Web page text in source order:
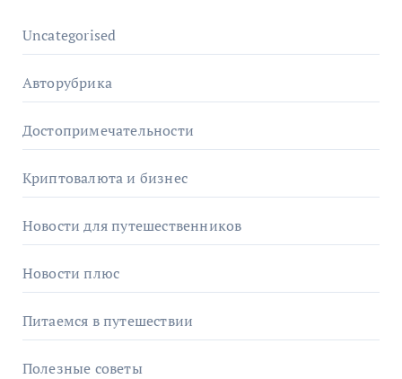
Uncategorised
Авторубрика
Достопримечательности
Криптовалюта и бизнес
Новости для путешественников
Новости плюс
Питаемся в путешествии
Полезные советы